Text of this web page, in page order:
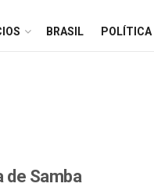
BRASIL POLÍTICA
de Samba